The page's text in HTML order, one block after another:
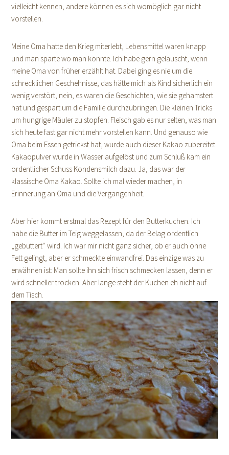
vielleicht kennen, andere können es sich womöglich gar nicht
vorstellen.
Meine Oma hatte den Krieg miterlebt, Lebensmittel waren knapp
und man sparte wo man konnte. Ich habe gern gelauscht, wenn
meine Oma von früher erzählt hat. Dabei ging es nie um die
schrecklichen Geschehnisse, das hätte mich als Kind sicherlich ein
wenig verstört, nein, es waren die Geschichten, wie sie gehamstert
hat und gespart um die Familie durchzubringen. Die kleinen Tricks
um hungrige Mäuler zu stopfen. Fleisch gab es nur selten, was man
sich heute fast gar nicht mehr vorstellen kann. Und genauso wie
Oma beim Essen getrickst hat, wurde auch dieser Kakao zubereitet.
Kakaopulver wurde in Wasser aufgelöst und zum Schluß kam ein
ordentlicher Schuss Kondensmilch dazu. Ja, das war der
klassische Oma Kakao. Sollte ich mal wieder machen, in
Erinnerung an Oma und die Vergangenheit.
Aber hier kommt erstmal das Rezept für den Butterkuchen. Ich
habe die Butter im Teig weggelassen, da der Belag ordentlich
„gebuttert“ wird. Ich war mir nicht ganz sicher, ob er auch ohne
Fett gelingt, aber er schmeckte einwandfrei. Das einzige was zu
erwähnen ist: Man sollte ihn sich frisch schmecken lassen, denn er
wird schneller trocken. Aber lange steht der Kuchen eh nicht auf
dem Tisch.